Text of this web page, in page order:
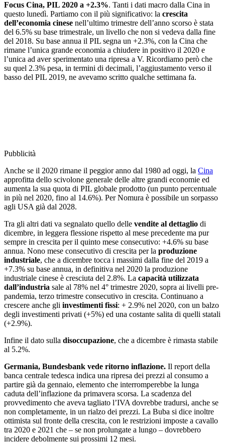
Focus Cina, PIL 2020 a +2.3%. Tanti i dati macro dalla Cina in
questo lunedì. Partiamo con il più significativo: la crescita
dell’economia cinese nell’ultimo trimestre dell’anno scorso è stata
del 6.5% su base trimestrale, un livello che non si vedeva dalla fine
del 2018. Su base annua il PIL segna un +2.3%, con la Cina che
rimane l’unica grande economia a chiudere in positivo il 2020 e
l’unica ad aver sperimentato una ripresa a V. Ricordiamo però che
su quel 2.3% pesa, in termini di decimali, l’aggiustamento verso il
basso del PIL 2019, ne avevamo scritto qualche settimana fa.
Pubblicità
Anche se il 2020 rimane il peggior anno dal 1980 ad oggi, la Cina
approfitta dello scivolone generale delle altre grandi economie ed
aumenta la sua quota di PIL globale prodotto (un punto percentuale
in più nel 2020, fino al 14.6%). Per Nomura è possibile un sorpasso
agli USA già dal 2028.
Tra gli altri dati va segnalato quello delle vendite al dettaglio di
dicembre, in leggera flessione rispetto al mese precedente ma pur
sempre in crescita per il quinto mese consecutivo: +4.6% su base
annua. Nono mese consecutivo di crescita per la produzione
industriale, che a dicembre tocca i massimi dalla fine del 2019 a
+7.3% su base annua, in definitiva nel 2020 la produzione
industriale cinese è cresciuta del 2.8%. La capacità utilizzata
dall’industria sale al 78% nel 4° trimestre 2020, sopra ai livelli pre-
pandemia, terzo trimestre consecutivo in crescita. Continuano a
crescere anche gli investimenti fissi: + 2.9% nel 2020, con un balzo
degli investimenti privati (+5%) ed una costante salita di quelli statali
(+2.9%).
Infine il dato sulla disoccupazione, che a dicembre è rimasta stabile
al 5.2%.
Germania, Bundesbank vede ritorno inflazione. Il report della
banca centrale tedesca indica una ripresa dei prezzi al consumo a
partire già da gennaio, elemento che interromperebbe la lunga
caduta dell’inflazione da primavera scorsa. La scadenza del
provvedimento che aveva tagliato l’IVA dovrebbe tradursi, anche se
non completamente, in un rialzo dei prezzi. La Buba si dice inoltre
ottimista sul fronte della crescita, con le restrizioni imposte a cavallo
tra 2020 e 2021 che – se non prolungate a lungo – dovrebbero
incidere debolmente sui prossimi 12 mesi.